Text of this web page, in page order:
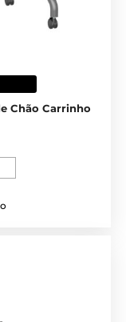
Chão Carrinho